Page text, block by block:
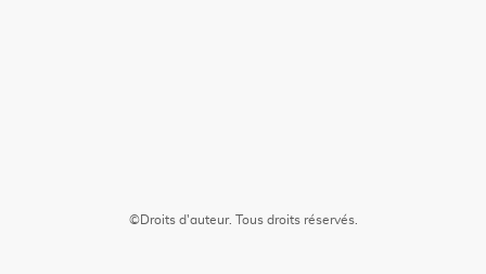
©Droits d'auteur. Tous droits réservés.